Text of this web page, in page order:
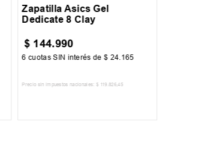
Zapatilla Asics Gel
Dedicate 8 Clay
$ 144.990
6 cuotas SIN interés de$ 24.165
Precio sin impuestos nacionales: $ 119 .826 ,45